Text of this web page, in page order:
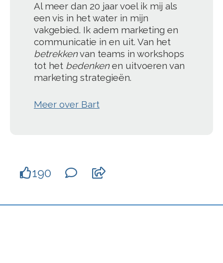
Al meer dan 20 jaar voel ik mij als
een vis in het water in mijn
vakgebied. Ik adem marketing en
communicatie in en uit. Van het
betrekkenvan teams in workshops
tot het bedenkenen uitvoeren van
marketing strategieën.
Meer over Bart
190